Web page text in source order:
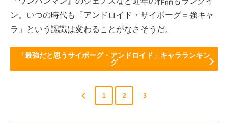
ン。いつの時代も「アンドロイド・サイボーグ＝強キャ
ラ」という認識は変わることがなさそうだ。
「最強だと思うサイボーグ・アンドロイド」キャラランキン
グ
1 2 3